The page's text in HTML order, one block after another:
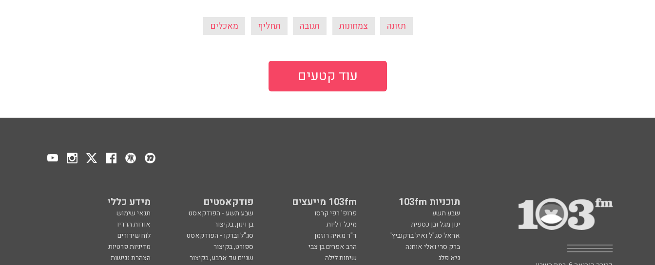
תזונה צמחונות תנובה תחליף מאכלים
עוד קטעים
תוכניות 103fm 103fm מייעצים פודקאסטים מידע כללי
שבע תשע פרופ' רפי קרסו שבע תשע - הפודקאסט
תנאי שימוש
ינון מגל ובן כספית
מיכל דליות בן וינון, בקיצור
אודות הרדיו
אראל סג"ל ואיל ברקוביץ'
ד"ר מאיה רוזמן סג"ל וברקו - הפודקאסט
לוח שידורים
ברק סרי ואלי אוחנה
הרב אפרים בן צבי ספורט, בקיצור
מדיניות פרטיות
גיא פלג
שיחות לילה שניים עד ארבע, בקיצור
הצהרת נגישות